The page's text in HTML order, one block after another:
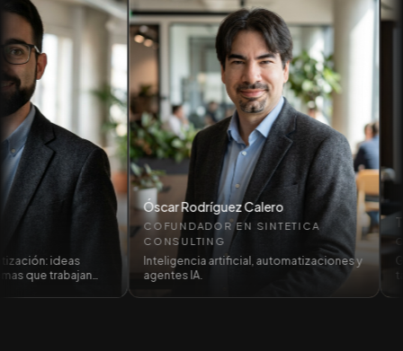
Óscar Rodríguez Calero
COFUNDADOR EN SINTETICA
CONSULTING
Inteligencia artificial, automatizaciones y
agentes IA.
Tobias
CEO &
Growth
talento